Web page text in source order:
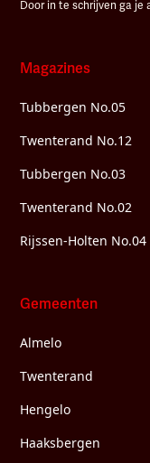
Door in te schrijven ga je
Magazines
Tubbergen No.05
Twenterand No.12
Tubbergen No.03
Twenterand No.02
Rijssen-Holten No.04
Gemeenten
Almelo
Twenterand
Hengelo
Haaksbergen